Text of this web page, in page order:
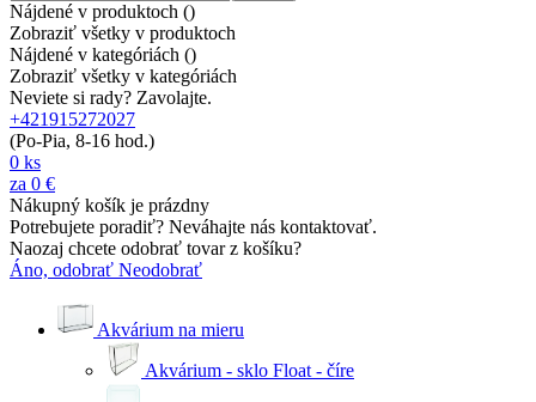
Nájdené v produktoch ()
Zobraziť všetky v produktoch
Nájdené v kategóriách ()
Zobraziť všetky v kategóriách
Neviete si rady? Zavolajte.
+421915272027
(Po-Pia, 8-16 hod.)
0 ks
za 0 €
Nákupný košík je prázdny
Potrebujete poradiť? Neváhajte nás kontaktovať.
Naozaj chcete odobrať tovar z košíku?
Áno, odobrať Neodobrať
Akvárium na mieru
Akvárium - sklo Float - číre